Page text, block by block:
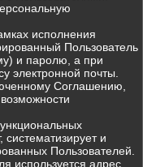
исполнения
Пользователь
и паролю, а при
электронной почты.
Соглашению,
и
Пользователей.
используется адрес